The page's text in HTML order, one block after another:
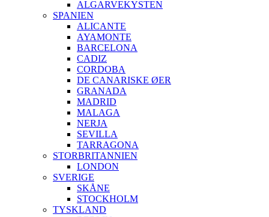
ALGARVEKYSTEN
SPANIEN
ALICANTE
AYAMONTE
BARCELONA
CADIZ
CORDOBA
DE CANARISKE ØER
GRANADA
MADRID
MALAGA
NERJA
SEVILLA
TARRAGONA
STORBRITANNIEN
LONDON
SVERIGE
SKÅNE
STOCKHOLM
TYSKLAND